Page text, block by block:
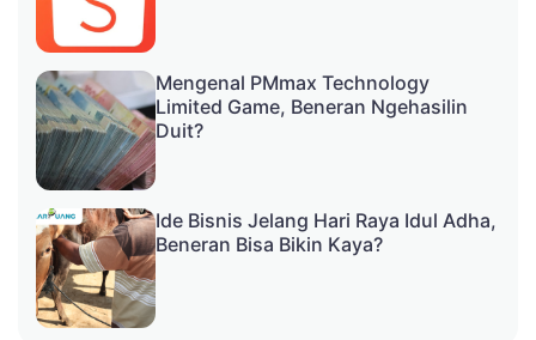
Mengenal PMmax Technology
Limited Game, Beneran Ngehasilin
Duit?
Ide Bisnis Jelang Hari Raya Idul Adha,
Beneran Bisa Bikin Kaya?